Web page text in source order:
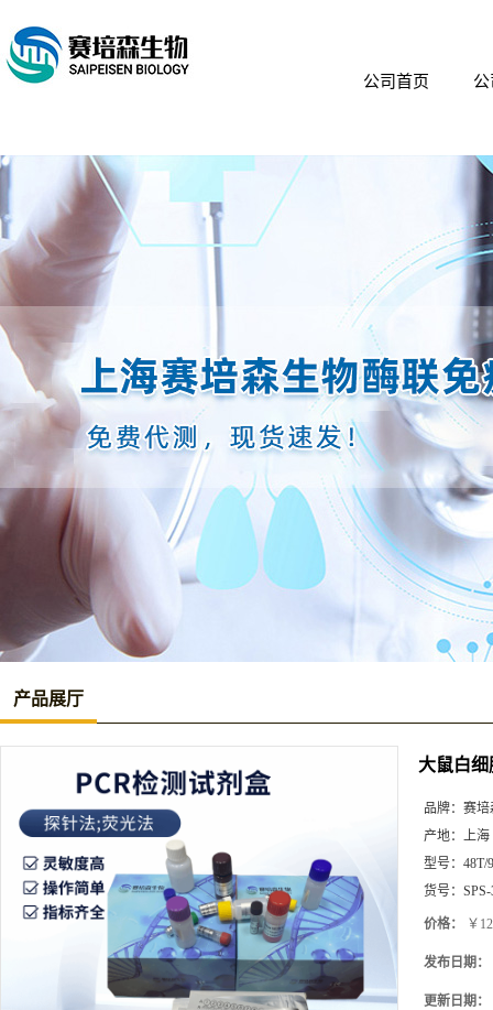
公司首页
产品展厅
大鼠白细
品牌： 赛培
产地： 上海
型号： 48T/
货号：
价格： ￥
发布日期：
更新日期：